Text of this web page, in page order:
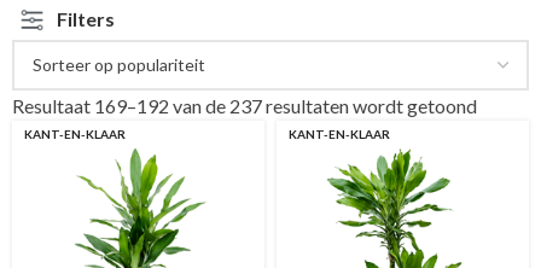
Filters
Resultaat 169–192 van de 237 resultaten wordt getoond
KANT-EN-KLAAR KANT-EN-KLAAR